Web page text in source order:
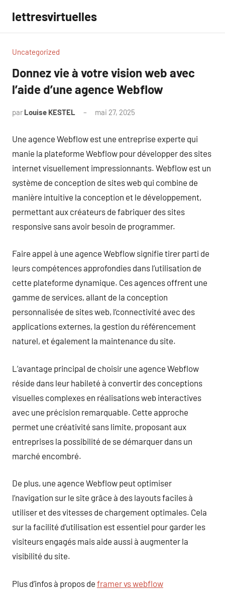
contenu
lettresvirtuelles
Uncategorized
Donnez vie à votre vision web avec
l’aide d’une agence Webflow
par Louise KESTEL mai 27, 2025
Une agence Webflow est une entreprise experte qui
manie la plateforme Webflow pour développer des sites
internet visuellement impressionnants. Webflow est un
système de conception de sites web qui combine de
manière intuitive la conception et le développement,
permettant aux créateurs de fabriquer des sites
responsive sans avoir besoin de programmer.
Faire appel à une agence Webflow signifie tirer parti de
leurs compétences approfondies dans l’utilisation de
cette plateforme dynamique. Ces agences offrent une
gamme de services, allant de la conception
personnalisée de sites web, l’connectivité avec des
applications externes, la gestion du référencement
naturel, et également la maintenance du site.
L’avantage principal de choisir une agence Webflow
réside dans leur habileté à convertir des conceptions
visuelles complexes en réalisations web interactives
avec une précision remarquable. Cette approche
permet une créativité sans limite, proposant aux
entreprises la possibilité de se démarquer dans un
marché encombré.
De plus, une agence Webflow peut optimiser
l’navigation sur le site grâce à des layouts faciles à
utiliser et des vitesses de chargement optimales. Cela
sur la facilité d’utilisation est essentiel pour garder les
visiteurs engagés mais aide aussi à augmenter la
visibilité du site.
Plus d’infos à propos de framer vs webflow